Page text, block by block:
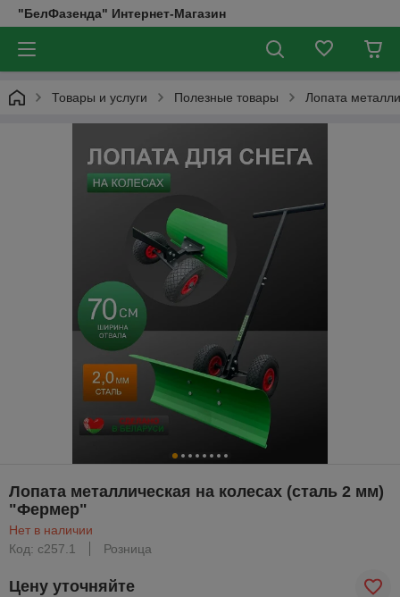
"БелФазенда" Интернет-Магазин
Товары и услуги Полезные товары Лопата
Лопата металлическая на колесах (сталь 2 мм)
"Фермер"
Нет в наличии
Код: с257.1
Розница
Цену уточняйте